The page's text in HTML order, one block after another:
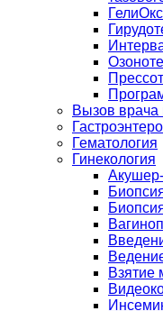
Вызов врача
Гематология
Гинекология
Акушер-
Взятие